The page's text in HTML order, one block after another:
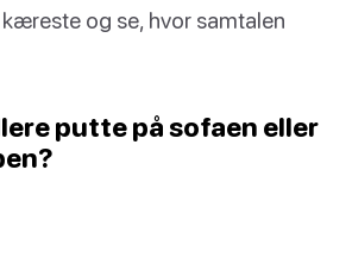
og se, hvor samtalen
putte på sofaen eller